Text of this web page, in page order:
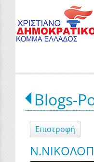
Blogs-
Επιστροφή